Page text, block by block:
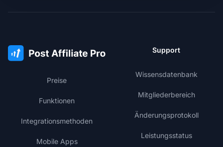
Preise
Funktionen
Integrationsmethoden
Mobile Apps
Support
Wissensdatenbank
Mitgliederbereich
Änderungsprotokoll
Leistungsstatus